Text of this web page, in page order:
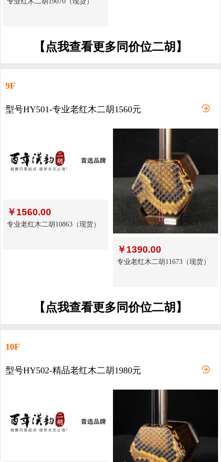
【点我查看更多同价位二胡】
9F
型号HY501-专业老红木二胡1560元
￥1560.00
专业老红木二胡10863（现货）
￥1390.00
专业老红木二胡11673（现货）
【点我查看更多同价位二胡】
10F
型号HY502-精品老红木二胡1980元